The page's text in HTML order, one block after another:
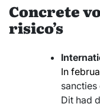
Concrete
risico’s
In
Dit had